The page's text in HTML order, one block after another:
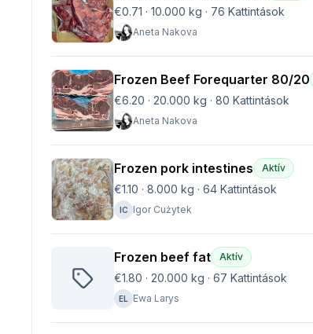
€0.71 · 10.000 kg · 76 Kattintások
Aneta Nakova
Frozen Beef Forequarter 80/20
€6.20 · 20.000 kg ·80 Kattintások
Aneta Nakova
Frozen pork intestines Aktív
€1.10 · 8.000 kg ·64 Kattintások
IC Igor Cużytek
Frozen beef fat Aktív
€1.80 · 20.000 kg ·67 Kattintások
EL Ewa Larys